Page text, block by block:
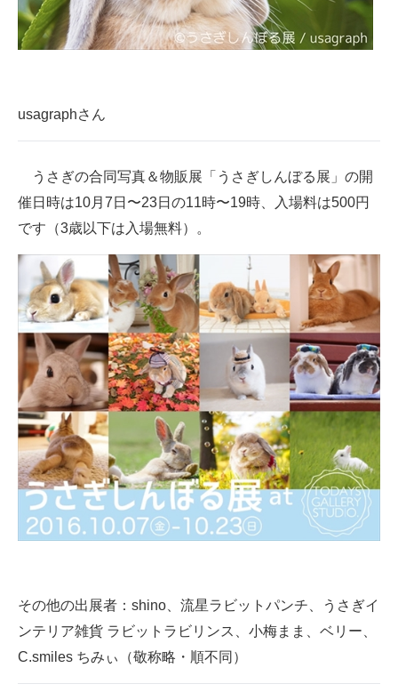
usagraphさん
うさぎの合同写真＆物販展「うさぎしんぼる展」の開
催日時は10月7日〜23日の11時〜19時、入場料は500円
です（3歳以下は入場無料）。
その他の出展者：shino、流星ラビットパンチ、うさぎイ
ンテリア雑貨 ラビットラビリンス、小梅まま、ベリー、
C.smiles ちみぃ（敬称略・順不同）